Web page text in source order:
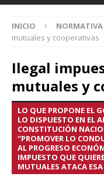
INICIO NORMATIVA
mutuales y cooperativas
Ilegal
mutuales y
LO QUE PROPONE EL
LO DISPUESTO EN EL
CONSTITUCIÓN
“PROMOVER LO
AL PROGRESO
IMPUESTO QUE
MUTUALES ATACA